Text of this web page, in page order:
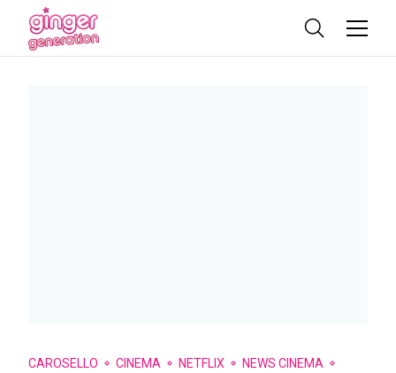
CAROSELLO CINEMA NETFLIX
NEWS CINEMA